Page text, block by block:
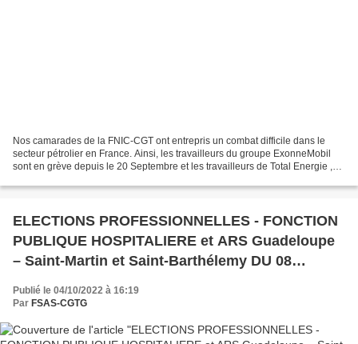
Nos camarades de la FNIC-CGT ont entrepris un combat difficile dans le
secteur pétrolier en France. Ainsi, les travailleurs du groupe ExonneMobil
sont en grève depuis le 20 Septembre et les travailleurs de Total Energie ,
ELECTIONS PROFESSIONNELLES - FONCTION
PUBLIQUE HOSPITALIERE et ARS Guadeloupe
– Saint-Martin et Saint-Barthélemy DU 08
Publié le 04/10/2022 à 16:19
Par FSAS-CGTG